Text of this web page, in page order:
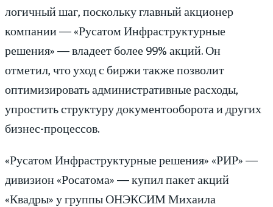
логичный шаг, поскольку главный акционер
компании — «Русатом Инфраструктурные
решения» — владеет более 99% акций. Он
отметил, что уход с биржи также позволит
оптимизировать административные расходы,
упростить структуру документооборота и других
бизнес-процессов.
«Русатом Инфраструктурные решения» «РИР» —
дивизион «Росатома» — купил пакет акций
«Квадры» у группы ОНЭКСИМ Михаила